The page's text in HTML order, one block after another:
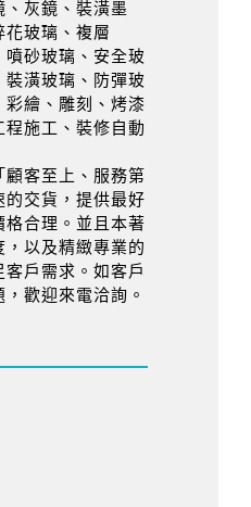
、灰鏡、裝潢墨
花玻璃、複層
砂玻璃、安全玻
潢玻璃、防彈玻
繪、雕刻、烤漆
施工、裝修自動
顧客至上、服務第
交貨，提供最好
格合理。並且本著
以及精緻專業的
戶需求。如客戶
歡迎來電洽詢。